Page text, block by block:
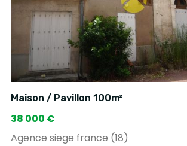
Maison / Pavillon 100m²
38 000 €
Agence siege france (18)